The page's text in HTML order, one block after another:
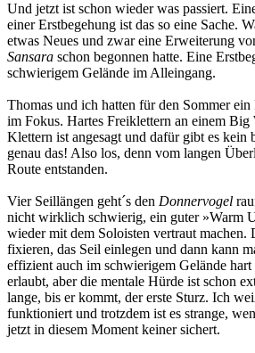
Und jetzt ist schon wieder was passiert.
einer Erstbegehung ist das so eine Sache.
etwas Neues und zwar eine Erweiterung
Sansara schon begonnen hatte. Eine
schwierigem Gelände im Alleingang.
Thomas und ich hatten für den Sommer
im Fokus. Hartes Freiklettern an einem
Klettern ist angesagt und dafür gibt es kein
genau das! Also los, denn vom langen
Route entstanden.
Vier Seillängen geht´s den Donnervogel
nicht wirklich schwierig, ein guter »Warm
wieder mit dem Soloisten vertraut machen.
fixieren, das Seil einlegen und dann kann
effizient auch im schwierigem Gelände
erlaubt, aber die mentale Hürde ist schon
lange, bis er kommt, der erste Sturz. Ich
funktioniert und trotzdem ist es strange,
jetzt in diesem Moment keiner sichert.